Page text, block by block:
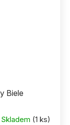
Biele
Skladem (1 ks)